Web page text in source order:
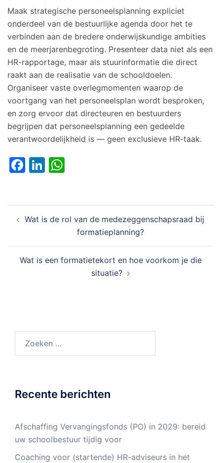
Maak strategische personeelsplanning expliciet
onderdeel van de bestuurlijke agenda door het te
verbinden aan de bredere onderwijskundige ambities
en de meerjarenbegroting. Presenteer data niet als een
HR-rapportage, maar als stuurinformatie die direct
raakt aan de realisatie van de schooldoelen.
Organiseer vaste overlegmomenten waarop de
voortgang van het personeelsplan wordt besproken,
en zorg ervoor dat directeuren en bestuurders
begrijpen dat personeelsplanning een gedeelde
verantwoordelijkheid is — geen exclusieve HR-taak.
Facebook
LinkedIn
navigatie
Wat is de rol van de medezeggenschapsraad bij
formatieplanning?
Wat is een formatietekort en hoe voorkom je die
situatie?
naar:
Recente berichten
Afschaffing Vervangingsfonds (PO) in 2029: bereid
uw schoolbestuur tijdig voor
Coaching voor (startende) HR-adviseurs in het